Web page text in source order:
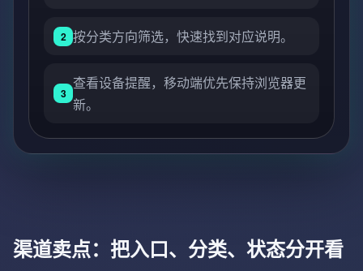
2 按分类方向筛选，快速找到对应说明。
3
查看设备提醒，移动端优先保持浏览器更
新。
渠道卖点：把入口、分类、状态分开看